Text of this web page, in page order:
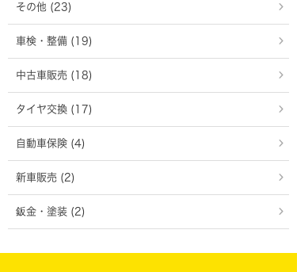
その他 (23)
車検・整備 (19)
中古車販売 (18)
タイヤ交換 (17)
自動車保険 (4)
新車販売 (2)
鈑金・塗装 (2)